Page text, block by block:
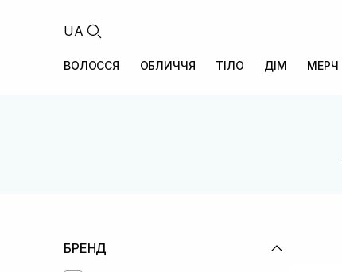
UA
ВОЛОССЯ ОБЛИЧЧЯ ТІЛО ДІМ МЕРЧ
БРЕНД